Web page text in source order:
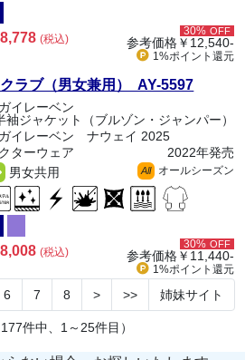
8,778(税込)
30% OFF
参考価格￥12,540-
1%ポイント 還元
ラブ（男女兼用） AY-5597
イレーベン
袖ジャケット（ブルゾン・ジャンパー）
イレーベン ナウェイ 2025
ターウェア
2022年発売
男女共用
All オールシーズン
8,008(税込)
30% OFF
参考価格￥11,440-
1%ポイント 還元
6 7 8 > >> 姉妹サイト
177件中、1～25件目）